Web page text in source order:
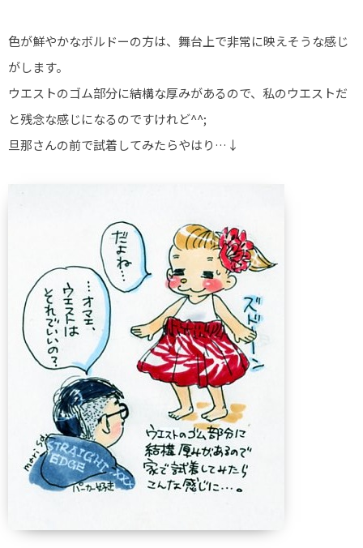
色が鮮やかなボルドーの方は、舞台上で非常に映えそうな感じ
がします。
ウエストのゴム部分に結構な厚みがあるので、私のウエストだ
と残念な感じになるのですけれど^^;
旦那さんの前で試着してみたらやはり…↓